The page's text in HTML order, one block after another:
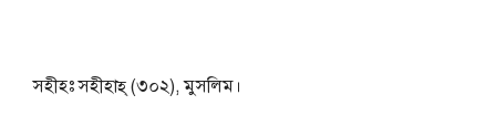
সহীহঃ সহীহাহ্‌ (৩০২), মুসলিম।